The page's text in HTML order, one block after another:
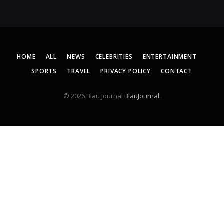
HOME ALL NEWS CELEBRITIES
ENTERTAINMENT
SPORTS
TRAVEL PRIVACY POLICY CONTACT
© 2026 Blau Journal BlauJournal.